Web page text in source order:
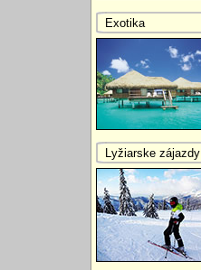
Exotika
Lyžiarske zájazdy